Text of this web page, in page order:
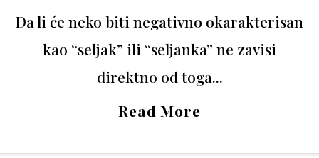
Da li će neko biti negativno okarakterisan
kao “seljak” ili “seljanka” ne zavisi
direktno od toga...
Read More